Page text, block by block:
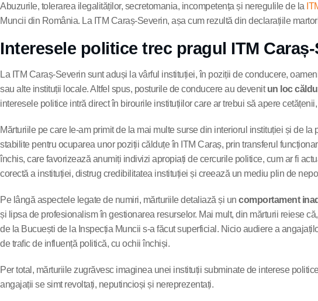
Abuzurile, tolerarea ilegalităților, secretomania, incompetența și neregulile de la
Muncii din România. La ITM Caraș-Severin, așa cum rezultă din declarațiile
Interesele politice trec pragul ITM
La ITM Caraș-Severin sunt aduși la vârful instituției, în poziții de conducere,
sau alte instituții locale. Altfel spus, posturile de conducere au devenitun loc
interesele politice intră direct în birourile instituțiilor care ar trebui să apere
Mărturiile pe care le-am primit de la mai multe surse din interiorul instituției și de
stabilite pentru ocuparea unor poziții călduțe în ITM Caraș, prin transferul
închis, care favorizează anumiți indivizi apropiați de cercurile politice, cum ar fi
corectă a instituției, distrug credibilitatea instituției și creează un mediu plin de
Pe lângă aspectele legate de numiri, mărturiile detaliază și un comportament
și lipsa de profesionalism în gestionarea resurselor. Mai mult, din mărturii reiese
de la Bucuești de la Inspecția Muncii s-a făcut superficial. Nicio audiere a
de trafic de influență politică, cu ochii închiși.
Per total, mărturiile zugrăvesc imaginea unei instituții subminate de interese
angajații se simt revoltați, neputincioși și nereprezentați.